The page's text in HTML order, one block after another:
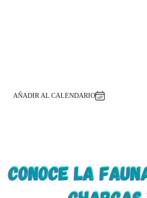
AÑADIR AL CALENDARIO